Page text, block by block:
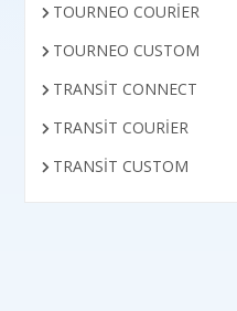
TOURNEO COURİER
TOURNEO CUSTOM
TRANSİT CONNECT
TRANSİT COURİER
TRANSİT CUSTOM